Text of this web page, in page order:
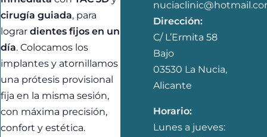
cirugía guiada, para
lograr dientes fijos en un
día. Colocamos los
implantes y atornillamos
una prótesis provisional
fija en la misma sesión,
con máxima precisión,
confort y estética.
Dirección:
C/ L’Ermita 58
Bajo
03530 La Nucia,
Alicante
Horario:
Lunes a jueves: